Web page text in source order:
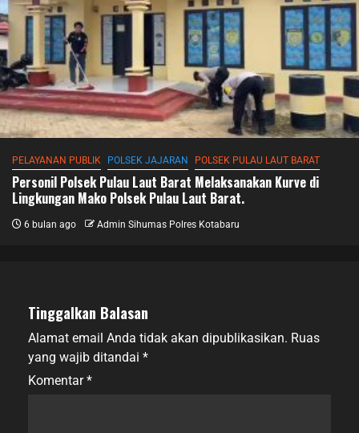
PELAYANAN PUBLIK POLSEK JAJARAN POLSEK PULAU LAUT BARAT
Personil Polsek Pulau Laut Barat Melaksanakan Kurve di
Lingkungan Mako Polsek Pulau Laut Barat.
6 bulan ago Admin Sihumas Polres Kotabaru
Tinggalkan Balasan
Alamat email Anda tidak akan dipublikasikan. Ruas
yang wajib ditandai *
Komentar*